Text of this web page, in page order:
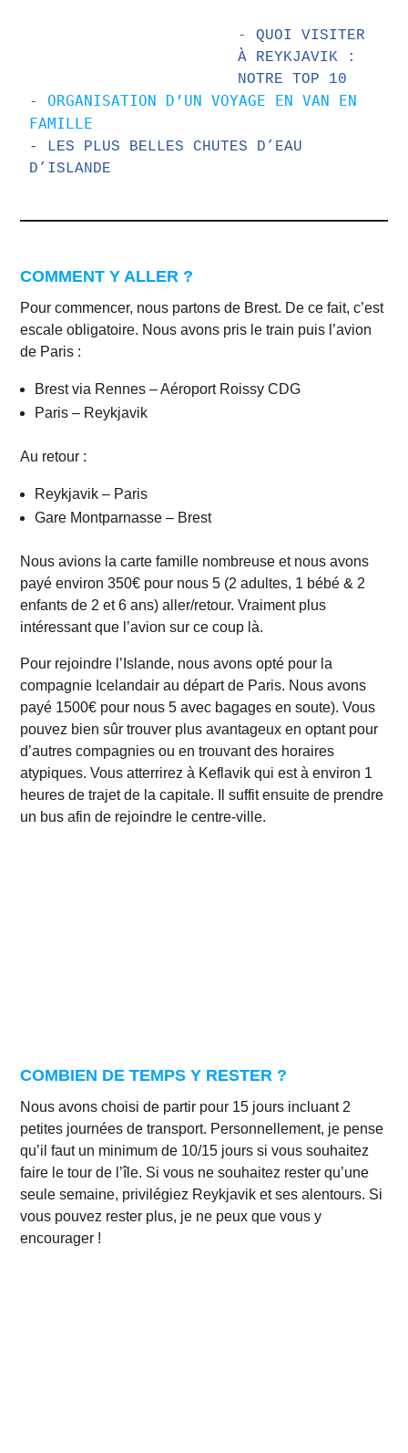
- QUOI VISITER
À REYKJAVIK :
NOTRE TOP 10
-
ORGANISATION D’UN VOYAGE EN VAN EN
FAMILLE
- LES PLUS BELLES CHUTES D’EAU
D’ISLANDE
COMMENT Y ALLER ?
Pour commencer, nous partons de Brest. De ce fait, c’est
escale obligatoire. Nous avons pris le train puis l’avion
de Paris :
Brest via Rennes – Aéroport Roissy CDG
Paris – Reykjavik
Au retour :
Reykjavik – Paris
Gare Montparnasse – Brest
Nous avions la carte famille nombreuse et nous avons
payé environ 350€ pour nous 5 (2 adultes, 1 bébé & 2
enfants de 2 et 6 ans) aller/retour. Vraiment plus
intéressant que l’avion sur ce coup là.
Pour rejoindre l’Islande, nous avons opté pour la
compagnie Icelandair au départ de Paris. Nous avons
payé 1500€ pour nous 5 avec bagages en soute). Vous
pouvez bien sûr trouver plus avantageux en optant pour
d’autres compagnies ou en trouvant des horaires
atypiques. Vous atterrirez à Keflavik qui est à environ 1
heures de trajet de la capitale. Il suffit ensuite de prendre
un bus afin de rejoindre le centre-ville.
COMBIEN DE TEMPS Y RESTER ?
Nous avons choisi de partir pour 15 jours incluant 2
petites journées de transport. Personnellement, je pense
qu’il faut un minimum de 10/15 jours si vous souhaitez
faire le tour de l’île. Si vous ne souhaitez rester qu’une
seule semaine, privilégiez Reykjavik et ses alentours. Si
vous pouvez rester plus, je ne peux que vous y
encourager !